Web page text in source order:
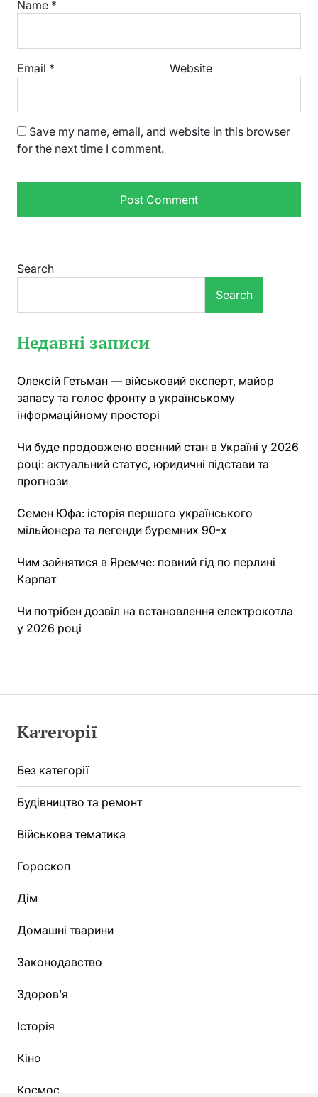
Name *
Email * Website
Save my name, email, and website in this browser
for the next time I comment.
Search
Search
Недавні записи
Олексій Гетьман — військовий експерт, майор
запасу та голос фронту в українському
інформаційному просторі
Чи буде продовжено воєнний стан в Україні у 2026
році: актуальний статус, юридичні підстави та
прогнози
Семен Юфа: історія першого українського
мільйонера та легенди буремних 90-х
Чим зайнятися в Яремче: повний гід по перлині
Карпат
Чи потрібен дозвіл на встановлення електрокотла
у 2026 році
Категорії
Без категорії
Будівництво та ремонт
Військова тематика
Гороскоп
Дім
Домашні тварини
Законодавство
Здоров’я
Історія
Кіно
Космос